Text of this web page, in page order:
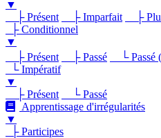
▼
├ Présent
├ Imparfait ├
├ Conditionnel
▼
├ Présent
├ Passé └ Passé
└ Impératif
▼
├ Présent
└ Passé
Apprentissage d'irrégularités
▼
├ Participes